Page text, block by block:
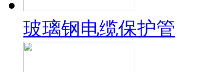
玻璃钢电缆保护管